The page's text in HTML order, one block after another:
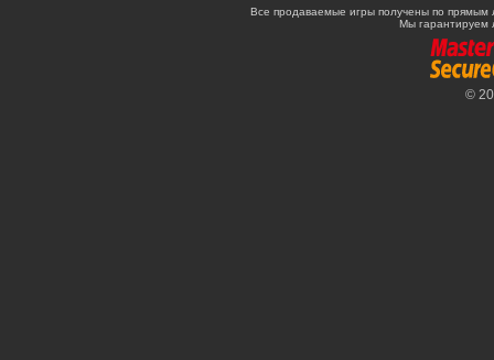
Все продаваемые игры получены по
Мы гарантируем
©